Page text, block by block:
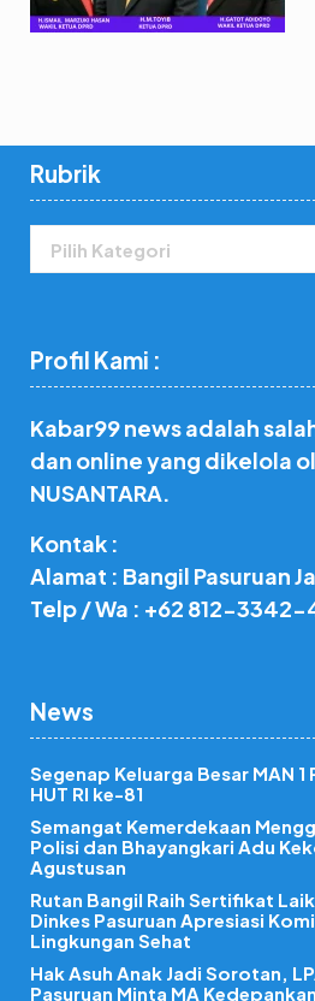
Rubrik
Profil Kami :
Kabar99 news adalah
dan online yang dikelola
NUSANTARA.
Kontak :
Alamat : Bangil Pasuruan
Telp / Wa : +62 812-3342-
News
Segenap Keluarga Besar MAN
HUT RI ke-81
Semangat Kemerdekaan
Polisi dan Bhayangkari Adu
Agustusan
Rutan Bangil Raih Sertifikat
Dinkes Pasuruan Apresiasi
Lingkungan Sehat
Hak Asuh Anak Jadi Sorotan,
Pasuruan Minta MA